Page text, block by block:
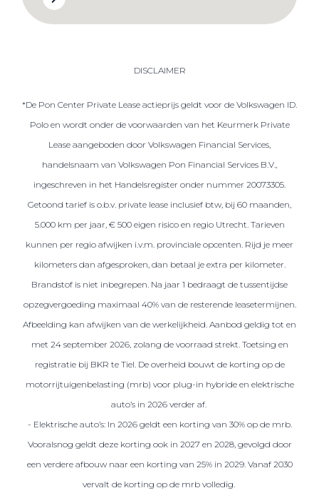
DISCLAIMER
*De Pon Center Private Lease actieprijs geldt voor de Volkswagen ID.
Polo en wordt onder de voorwaarden van het Keurmerk Private
Lease aangeboden door Volkswagen Financial Services,
handelsnaam van Volkswagen Pon Financial Services B.V.,
ingeschreven in het Handelsregister onder nummer 20073305.
Getoond tarief is o.b.v. private lease inclusief btw, bij 60 maanden,
5.000 km per jaar, € 500 eigen risico en regio Utrecht. Tarieven
kunnen per regio afwijken i.v.m. provinciale opcenten. Rijd je meer
kilometers dan afgesproken, dan betaal je extra per kilometer.
Brandstof is niet inbegrepen. Na jaar 1 bedraagt de tussentijdse
opzegvergoeding maximaal 40% van de resterende leasetermijnen.
Afbeelding kan afwijken van de werkelijkheid. Aanbod geldig tot en
met 24 september 2026, zolang de voorraad strekt. Toetsing en
registratie bij BKR te Tiel. De overheid bouwt de korting op de
motorrijtuigenbelasting (mrb) voor plug-in hybride en elektrische
auto’s in 2026 verder af.
- Elektrische auto’s: In 2026 geldt een korting van 30% op de mrb.
Vooralsnog geldt deze korting ook in 2027 en 2028, gevolgd door
een verdere afbouw naar een korting van 25% in 2029. Vanaf 2030
vervalt de korting op de mrb volledig.